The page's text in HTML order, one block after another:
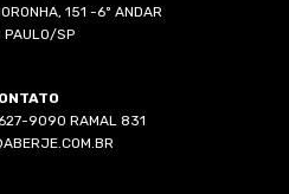
151 -6º ANDAR
PAULO/SP
9090 RAMAL 831